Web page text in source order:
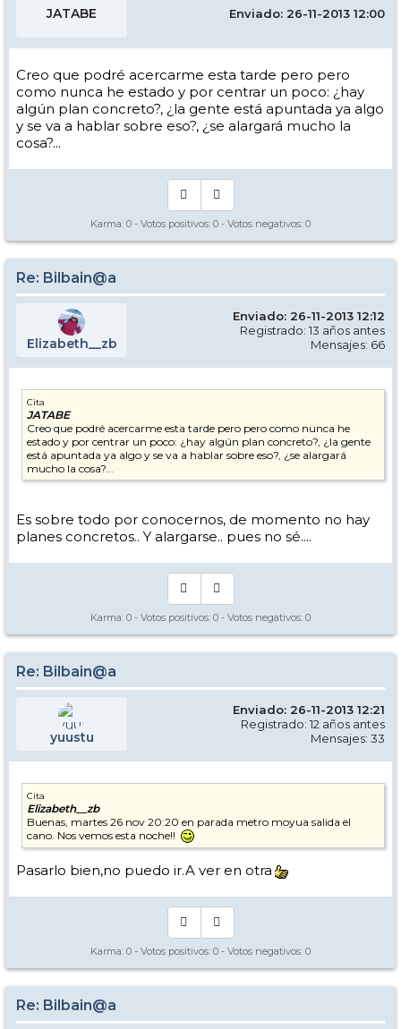
JATABE Enviado: 26-11-2013 12:00
Creo que podré acercarme esta tarde pero pero
como nunca he estado y por centrar un poco: ¿hay
algún plan concreto?, ¿la gente está apuntada ya algo
y se va a hablar sobre eso?, ¿se alargará mucho la
cosa?...
Karma: 0 - Votos positivos: 0 - Votos negativos: 0
Re: Bilbain@a
Elizabeth__zb
Enviado: 26-11-2013 12:12
Registrado: 13 años antes
Mensajes: 66
Cita
JATABE
Creo que podré acercarme esta tarde pero pero como nunca he
estado y por centrar un poco: ¿hay algún plan concreto?, ¿la gente
está apuntada ya algo y se va a hablar sobre eso?, ¿se alargará
mucho la cosa?...
Es sobre todo por conocernos, de momento no hay
planes concretos.. Y alargarse.. pues no sé....
Karma: 0 - Votos positivos: 0 - Votos negativos: 0
Re: Bilbain@a
yuustu
Enviado: 26-11-2013 12:21
Registrado: 12 años antes
Mensajes: 33
Cita
Elizabeth__zb
Buenas, martes 26 nov 20:20 en parada metro moyua salida el
cano. Nos vemos esta noche!!
Pasarlo bien,no puedo ir.A ver en otra
Karma: 0 - Votos positivos: 0 - Votos negativos: 0
Re: Bilbain@a